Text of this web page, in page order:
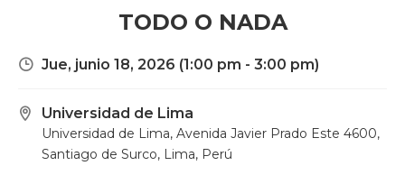
TODO O NADA
Jue, junio 18, 2026 (1:00 pm - 3:00 pm)
Universidad de Lima
Universidad de Lima, Avenida Javier Prado Este 4600,
Santiago de Surco, Lima, Perú